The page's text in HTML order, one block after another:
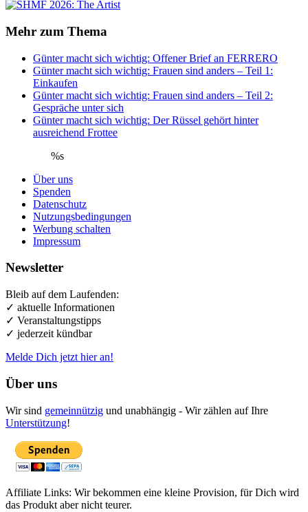
Mehr zum Thema
Günter macht sich wichtig: Offener Brief an FERRERO
Günter macht sich wichtig: Frauen sind anders – Teil 1:
Einkaufen
Günter macht sich wichtig: Frauen sind anders – Teil 2:
Gespräche unter sich
Günter macht sich wichtig: Der Rüssel gehört hinter
ausreichend Frottee
%s
Über uns
Spenden
Datenschutz
Nutzungsbedingungen
Werbung schalten
Impressum
Newsletter
Bleib auf dem Laufenden:
✓ aktuelle Informationen
✓ Veranstaltungstipps
✓ jederzeit kündbar
Melde Dich jetzt hier an!
Über uns
Wir sind gemeinnützig und unabhängig - Wir zählen auf Ihre
Unterstützung!
Affiliate Links: Wir bekommen eine kleine Provision, für Dich wird
das Produkt aber nicht teurer.